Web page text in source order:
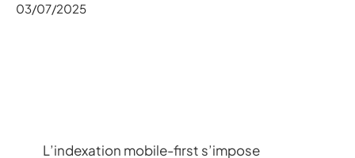
03/07/2025
L’indexation mobile-first s’impose